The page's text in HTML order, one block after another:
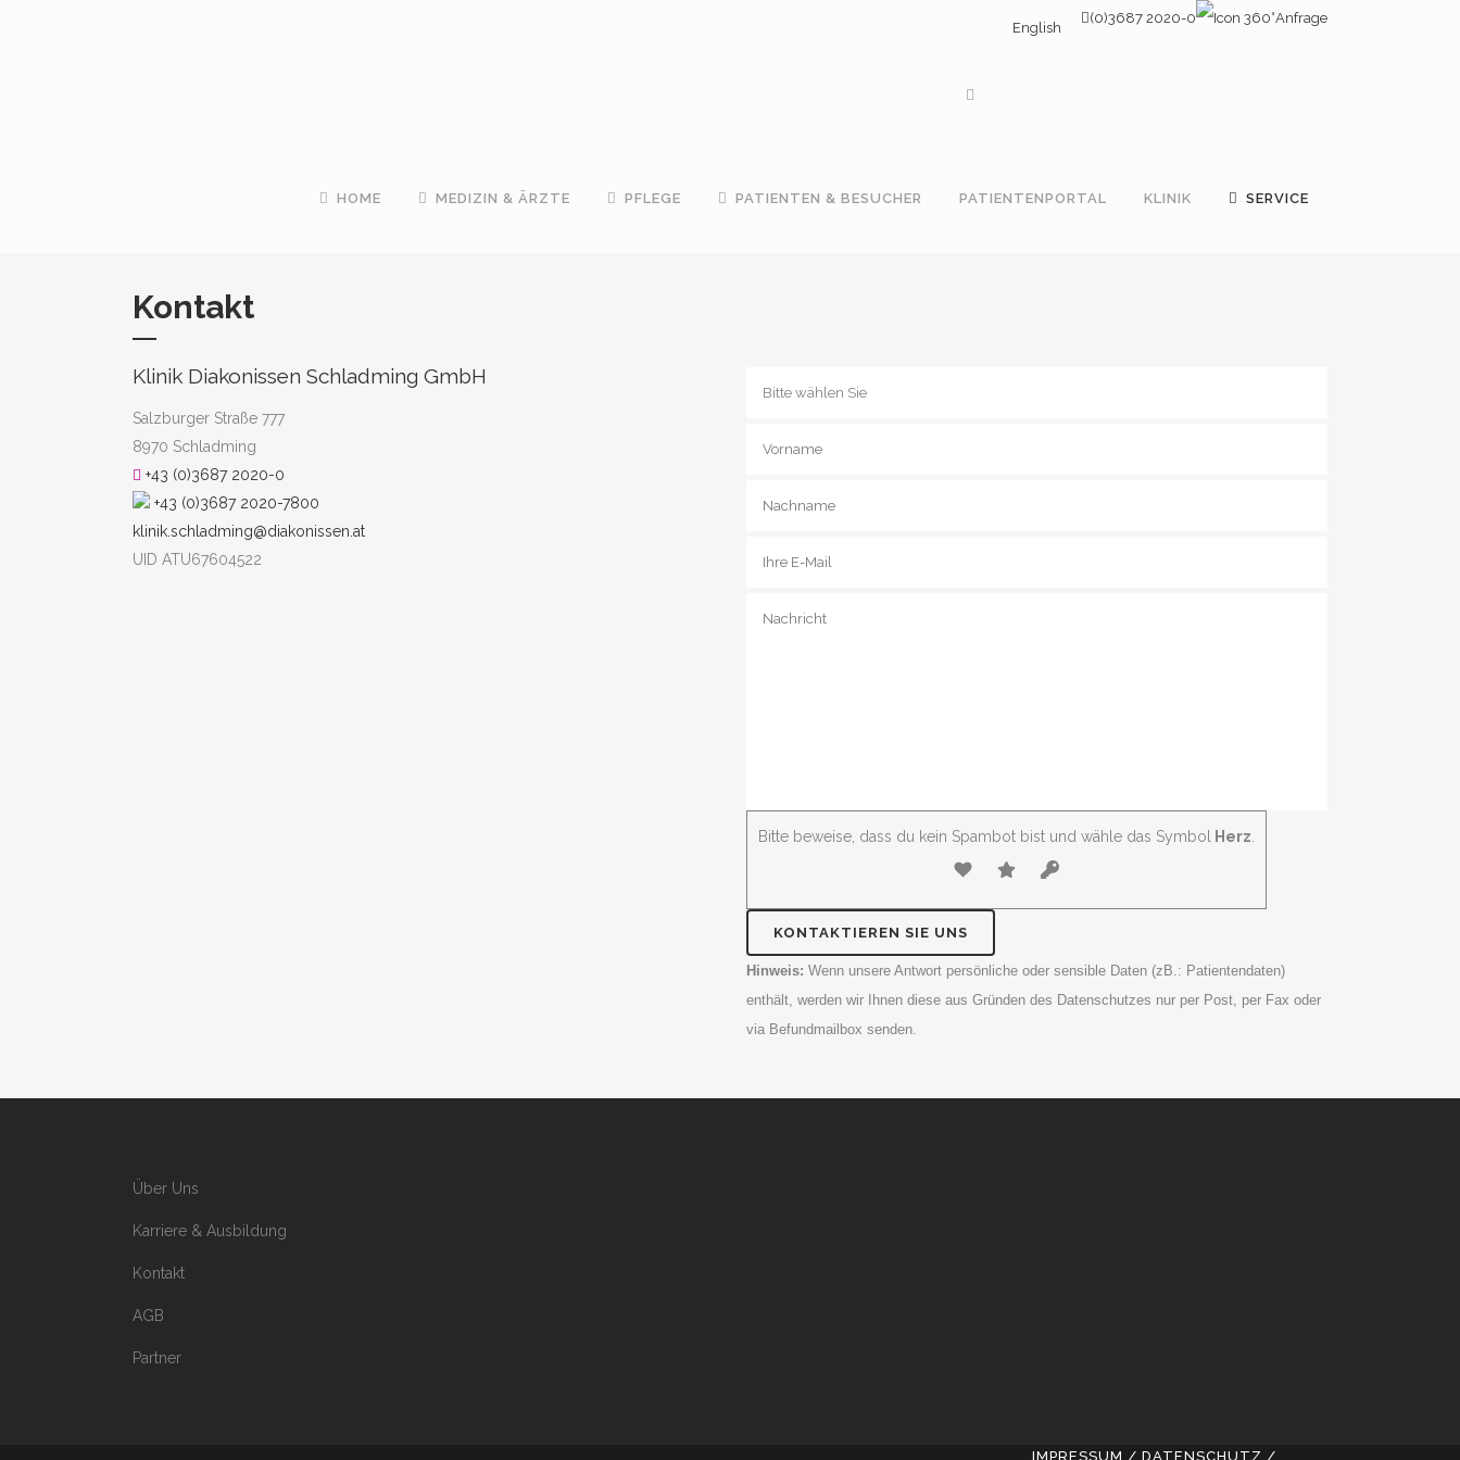
English
(0)3687 2020-0 Anfrage
HOME MEDIZIN & ÄRZTE PFLEGE PATIENTEN & BESUCHER PATIENTENPORTAL KLINIK SERVICE
Kontakt
Klinik Diakonissen Schladming GmbH
Salzburger Straße 777
8970 Schladming
+43 (0)3687 2020-0
+43 (0)3687 2020-7800
klinik.schladming@diakonissen.at
UID ATU67604522
Bitte beweise, dass du kein Spambot bist und wähle das Symbol Herz
Hinweis: Wenn unsere Antwort persönliche oder sensible Daten (zB.: Patientendaten)
enthält, werden wir Ihnen diese aus Gründen des Datenschutzes nur per Post, per Fax oder
via Befundmailbox senden.
Über Uns
Karriere & Ausbildung
Kontakt
AGB
Partner
IMPRESSUM / DATENSCHUTZ /